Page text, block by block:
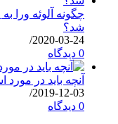
چگونه آلوئه ورا
شد؟
2020-03-24
/
0 دیدگاه
آنچه باید در مورد
2019-12-03
/
0 دیدگاه